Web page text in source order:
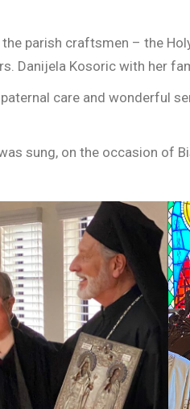
parish craftsmen – the
Danijela Kosoric with her
care and wonderful
sung, on the occasion of